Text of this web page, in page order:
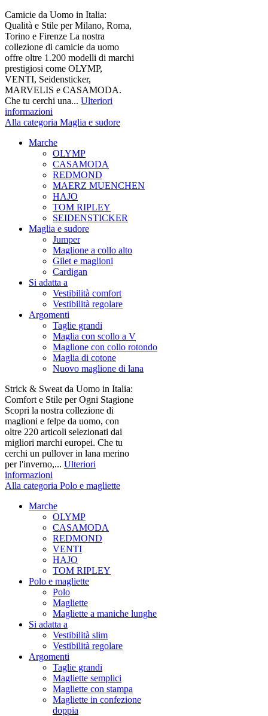
Camicie da Uomo in Italia:
Qualità e Stile per Milano, Roma,
Torino e Firenze La nostra
collezione di camicie da uomo
offre oltre 1.200 modelli di marchi
prestigiosi come OLYMP,
VENTI, Seidensticker,
MARVELIS e CASAMODA.
Che tu cerchi una... Ulteriori
informazioni
Alla categoria Maglia e sudore
Marche
OLYMP
CASAMODA
REDMOND
MAERZ MUENCHEN
HAJO
TOM RIPLEY
SEIDENSTICKER
Maglia e sudore
Jumper
Maglione a collo alto
Gilet e maglioni
Cardigan
Si adatta a
Vestibilità comfort
Vestibilità regolare
Argomenti
Taglie grandi
Maglia con scollo a V
Maglione con collo rotondo
Maglia di cotone
Nuovo maglione di lana
Strick & Sweat da Uomo in Italia:
Comfort e Stile per Ogni Stagione
Scopri la nostra collezione di
maglioni e felpe da uomo, con
oltre 220 articoli selezionati dai
migliori marchi europei. Che tu
cerchi un pullover in lana merino
per l'inverno,... Ulteriori
informazioni
Alla categoria Polo e magliette
Marche
OLYMP
CASAMODA
REDMOND
VENTI
HAJO
TOM RIPLEY
Polo e magliette
Polo
Magliette
Magliette a maniche lunghe
Si adatta a
Vestibilità slim
Vestibilità regolare
Argomenti
Taglie grandi
Magliette semplici
Magliette con stampa
Magliette in confezione
doppia